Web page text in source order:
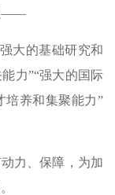
——
大的基础研究和
力”“强大的国际
培养和集聚能力”
力、保障，为加